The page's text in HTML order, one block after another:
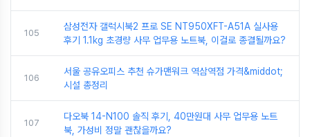
105
삼성전자 갤럭시북2 프로 SE NT950XFT-A51A 실사용
후기 1.1kg 초경량 사무 업무용 노트북, 이걸로 종결될까요?
106
서울 공유오피스 추천 슈가맨워크 역삼역점 가격&middot;
시설 총정리
107
다오북 14-N100 솔직 후기, 40만원대 사무 업무용 노트
북, 가성비 정말 괜찮을까요?